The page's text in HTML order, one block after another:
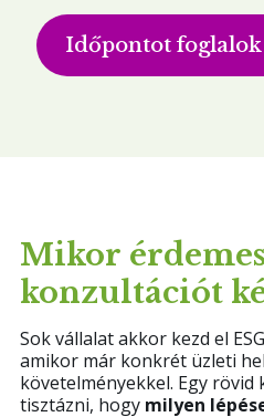
Időpontot foglalok
Mikor
konzultációt
Sok vállalat akkor kezd el
amikor már konkrét üzleti
követelményekkel. Egy
tisztázni, hogy milyen